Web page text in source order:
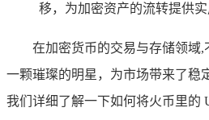
移，为加密资产的流转提供实
在加密货币的交易与存储领域
一颗璀璨的明星，为市场带来了稳
我们详细了解一下如何将火币里的